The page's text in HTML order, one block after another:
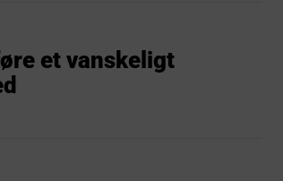
et vanskeligt